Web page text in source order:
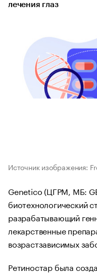
лечения глаз
Источник изображения:
Genetico (ЦГРМ, МБ:
биотехнологический
разрабатывающий
лекарственные
возрастзависимых
Ретиностар была